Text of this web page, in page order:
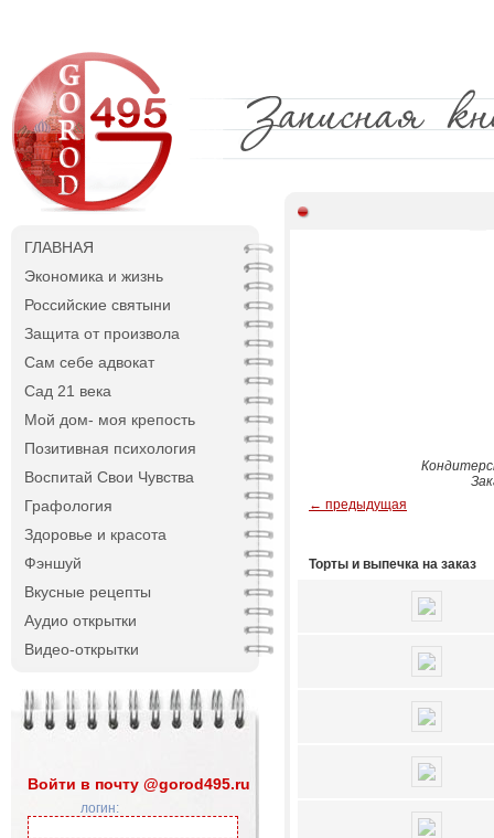
ГЛАВНАЯ
Экономика и жизнь
Российские святыни
Защита от произвола
Сам себе адвокат
Сад 21 века
Мой дом- моя крепость
Позитивная психология
Воспитай Свои Чувства
Графология
Здоровье и красота
Фэншуй
Вкусные рецепты
Аудио открытки
Видео-открытки
Войти в почту @gorod495.ru
логин:
← предыдущая
Торты и выпечка на заказ